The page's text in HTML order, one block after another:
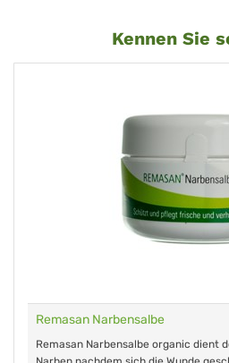
Kennen Sie
Remasan Narbensalbe
Remasan Narbensalbe organic dient